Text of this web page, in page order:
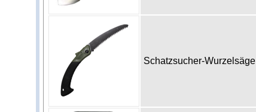
Schatzsucher-Wurzelsäge